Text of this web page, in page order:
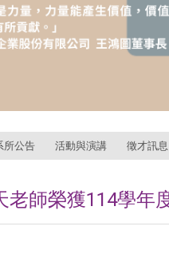
所公告 活動與演講 徵才訊息
老師榮獲114學年